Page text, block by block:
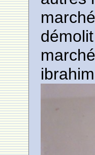
ibrahim